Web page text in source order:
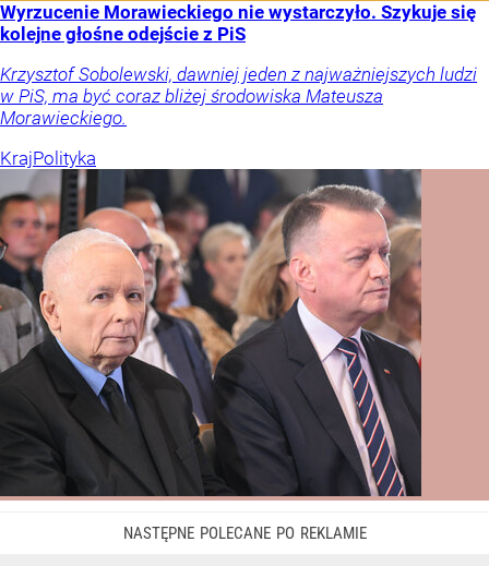
Wyrzucenie Morawieckiego nie wystarczyło. Szykuje się
kolejne głośne odejście z PiS
Krzysztof Sobolewski, dawniej jeden z najważniejszych ludzi
w PiS, ma być coraz bliżej środowiska Mateusza
Morawieckiego.
KrajPolityka